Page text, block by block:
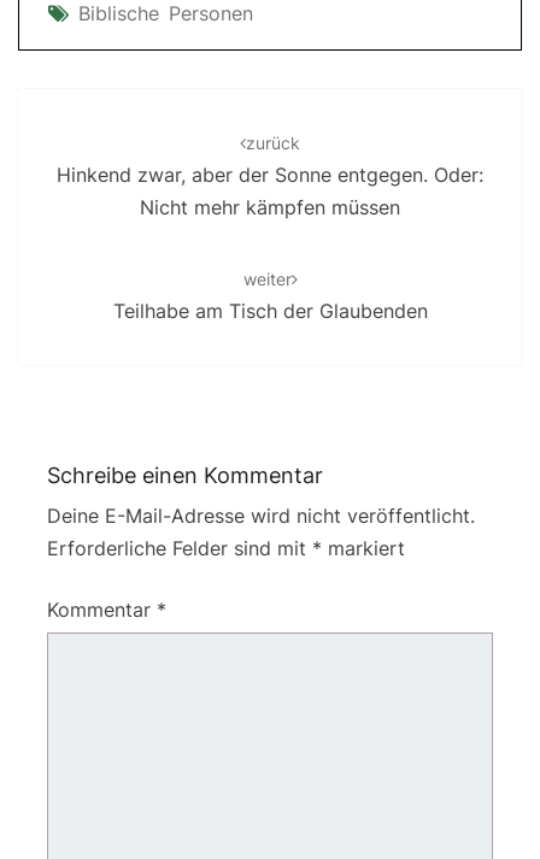
Biblische Personen
zurück
Hinkend zwar, aber der Sonne entgegen. Oder:
Nicht mehr kämpfen müssen
weiter
Teilhabe am Tisch der Glaubenden
Schreibe einen Kommentar
Deine E-Mail-Adresse wird nicht veröffentlicht.
Erforderliche Felder sind mit * markiert
Kommentar *